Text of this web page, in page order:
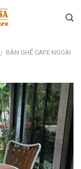
/ BÀN GHẾ CAFE NGOÀI